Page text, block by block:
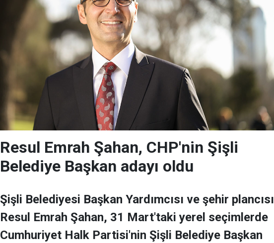
Resul Emrah Şahan, CHP'nin Şişli
Belediye Başkan adayı oldu
Şişli Belediyesi Başkan Yardımcısı ve şehir plancısı
Resul Emrah Şahan, 31 Mart'taki yerel seçimlerde
Cumhuriyet Halk Partisi'nin Şişli Belediye Başkan